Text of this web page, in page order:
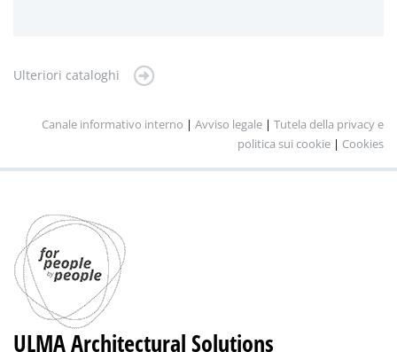
Ulteriori cataloghi
Canale informativo interno | Avviso legale | Tutela della privacy e
politica sui cookie | Cookies
ULMA Architectural Solutions